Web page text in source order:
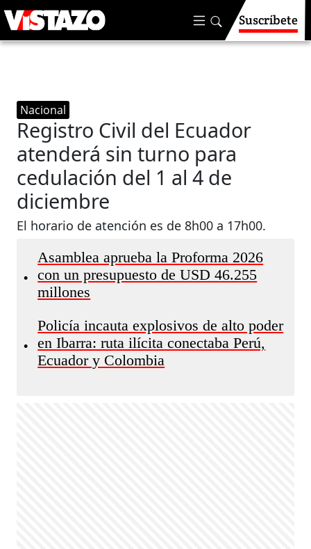
Suscríbete
Nacional
Registro Civil del Ecuador
atenderá sin turno para
cedulación del 1 al 4 de
diciembre
El horario de atención es de 8h00 a 17h00.
•
Asamblea aprueba la Proforma 2026
con un presupuesto de USD 46.255
millones
•
Policía incauta explosivos de alto poder
en Ibarra: ruta ilícita conectaba Perú,
Ecuador y Colombia